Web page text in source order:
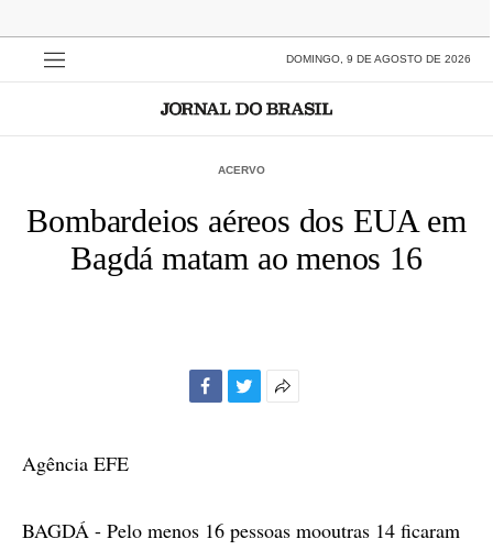
DOMINGO, 9 DE AGOSTO DE 2026
ACERVO
Bombardeios aéreos dos EUA em
Bagdá matam ao menos 16
Agência EFE
BAGDÁ - Pelo menos 16 pessoas mooutras 14 ficaram